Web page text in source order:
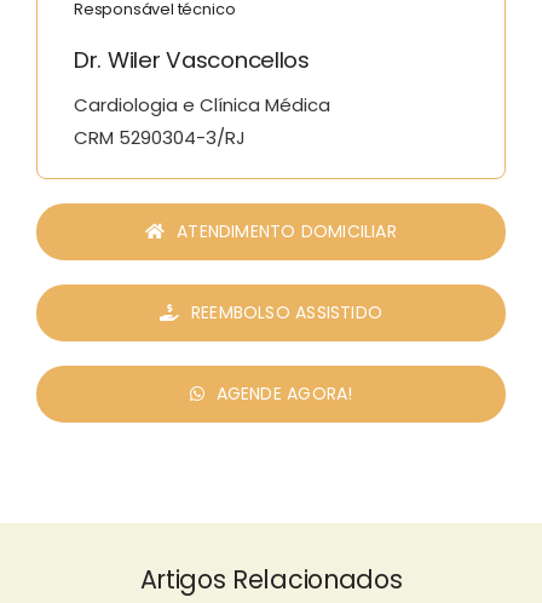
Responsável técnico
Dr. Wiler Vasconcellos
Cardiologia e Clínica Médica
CRM 5290304-3/RJ
ATENDIMENTO DOMICILIAR
REEMBOLSO ASSISTIDO
AGENDE AGORA!
Artigos Relacionados